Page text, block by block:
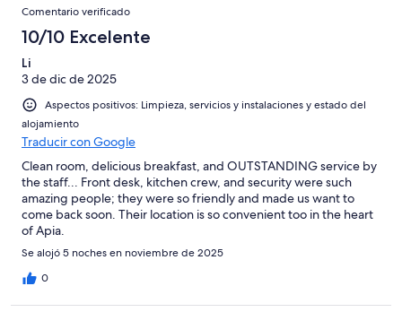
Comentario verificado
10/10 Excelente
Li
3 de dic de 2025
Aspectos positivos: Limpieza, servicios y instalaciones y estado del
alojamiento
Traducir con Google
Clean room, delicious breakfast, and OUTSTANDING service by
the staff... Front desk, kitchen crew, and security were such
amazing people; they were so friendly and made us want to
come back soon. Their location is so convenient too in the heart
of Apia.
Se alojó 5 noches en noviembre de 2025
0